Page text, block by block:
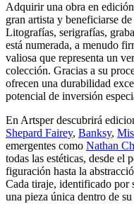
Adquirir una obra en
gran artista y beneficiarse
Litografías, serigrafías,
está numerada, a menudo
valiosa que representa un
colección. Gracias a su
ofrecen una durabilidad
potencial de inversión
En Artsper descubrirá
Shepard Fairey, Banksy,
emergentes como Nathan
todas las estéticas, desde el
figuración hasta la
Cada tiraje, identificado por
una pieza única dentro de